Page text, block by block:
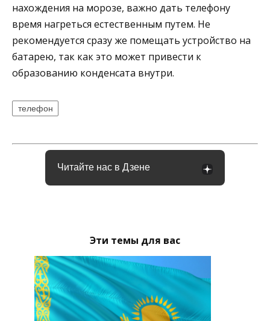
нахождения на морозе, важно дать телефону
время нагреться естественным путем. Не
рекомендуется сразу же помещать устройство на
батарею, так как это может привести к
образованию конденсата внутри.
телефон
Читайте нас в Дзене
Эти темы для вас